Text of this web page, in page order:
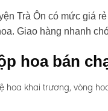
Trà Ôn có mức giá
Giao hàng nhanh
hoa bán
hoa khai trương, vòng